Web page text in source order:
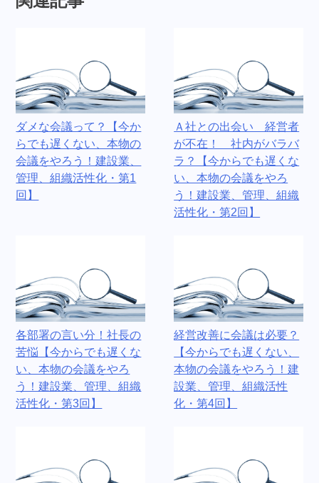
ダメな会議って？【今か
らでも遅くない、本物の
会議をやろう！建設業、
管理、組織活性化・第1
回】
Ａ社との出会い 経営者
が不在！ 社内がバラバ
ラ？【今からでも遅くな
い、本物の会議をやろ
う！建設業、管理、組織
活性化・第2回】
各部署の言い分！社長の
苦悩【今からでも遅くな
い、本物の会議をやろ
う！建設業、管理、組織
活性化・第3回】
経営改善に会議は必要？
【今からでも遅くない、
本物の会議をやろう！建
設業、管理、組織活性
化・第4回】